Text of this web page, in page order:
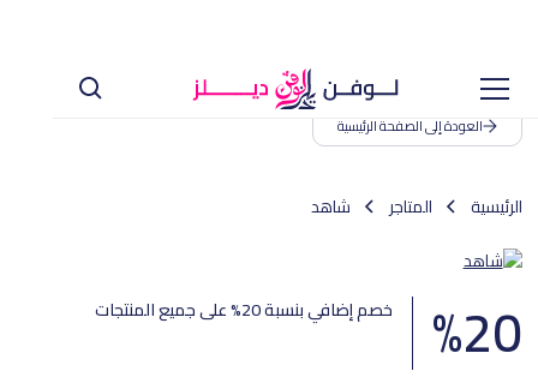
العودة إلى الصفحة الرئيسية
الرئيسية المتاجر شاهد
20
% خصم إضافي بنسبة 20% على جميع المنتجات